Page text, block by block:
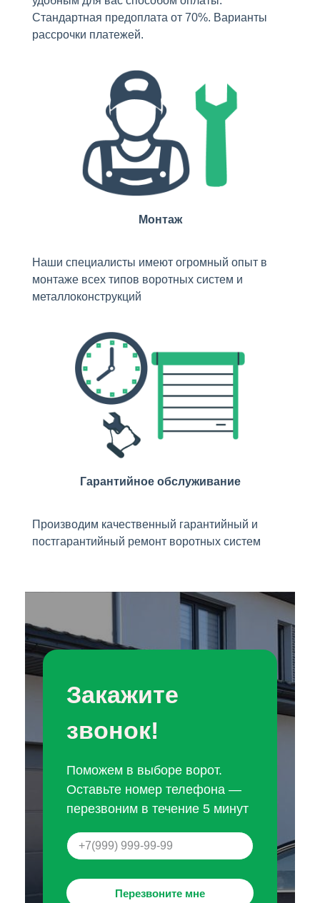
Стандартная предоплата от 70%. Варианты
рассрочки платежей.
Монтаж
Наши специалисты имеют огромный опыт в
монтаже всех типов воротных систем и
металлоконструкций
Гарантийное обслуживание
Производим качественный гарантийный и
постгарантийный ремонт воротных систем
Закажите
звонок!
Поможем в выборе ворот.
Оставьте номер телефона —
перезвоним в течение 5 минут
Перезвоните мне